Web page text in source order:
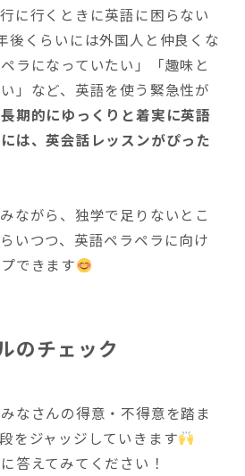
に行くときに英語に困らない
後くらいには外国人と仲良くな
ラになっていたい」「趣味と
」など、英語を使う緊急性が
長期的にゆっくりと着実に英語
は、英会話レッスンがぴった
ながら、独学で足りないとこ
いつつ、英語ペラペラに向け
できます
のチェック
なさんの得意・不得意を踏ま
をジャッジしていきます
答えてみてください！